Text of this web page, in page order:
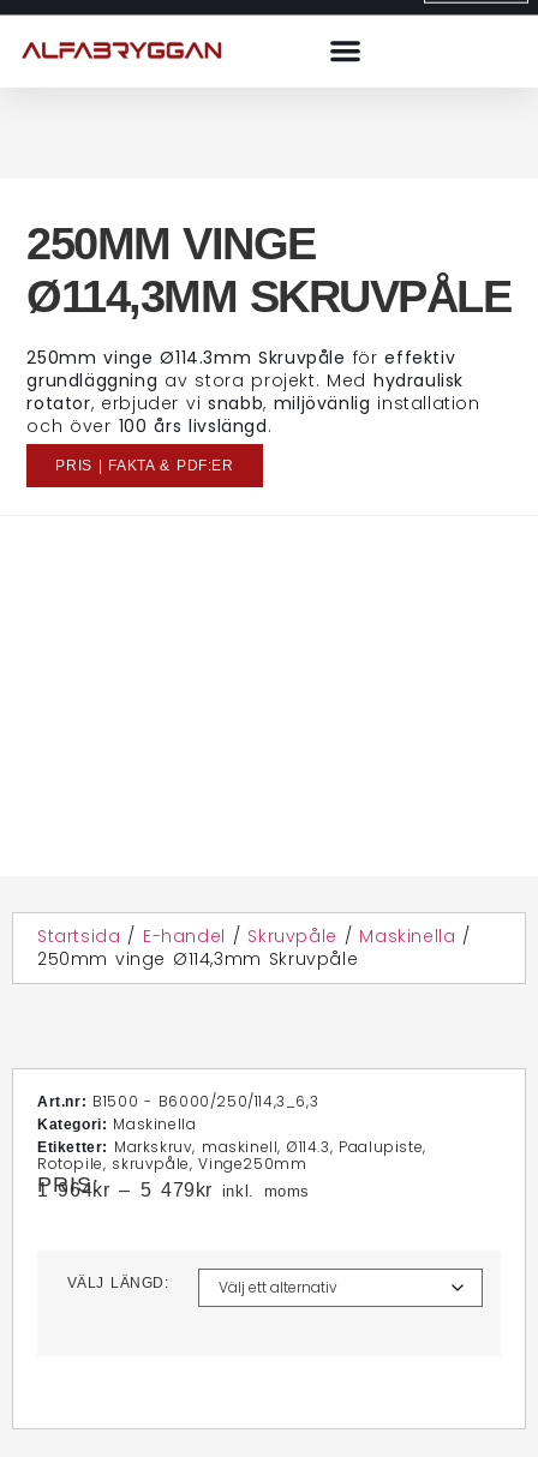
250MM VINGE
Ø114,3MM SKRUVPÅLE
250mm vinge Ø114.3mm Skruvpåle föreffektiv
grundläggning av stora projekt. Medhydraulisk
rotator, erbjuder visnabb, miljövänlig installation
och över 100 års livslängd.
PRIS | FAKTA & PDF:ER
Startsida / E-handel / Skruvpåle / Maskinella /
250mm vinge Ø114,3mm Skruvpåle
Art.nr: B1500 - B6000/250/114,3_6,3
Kategori: Maskinella
Etiketter: Markskruv, maskinell,Ø114.3, Paalupiste,
Rotopile, skruvpåle,Vinge250mm
PRIS:
1 964kr – 5 479kr inkl. moms
VÄLJ LÄNGD: